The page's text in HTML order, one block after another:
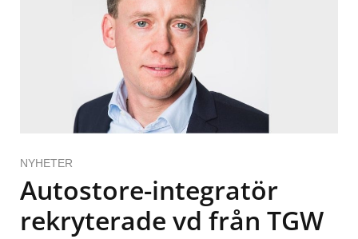
NYHETER
Autostore-integratör
rekryterade vd från TGW